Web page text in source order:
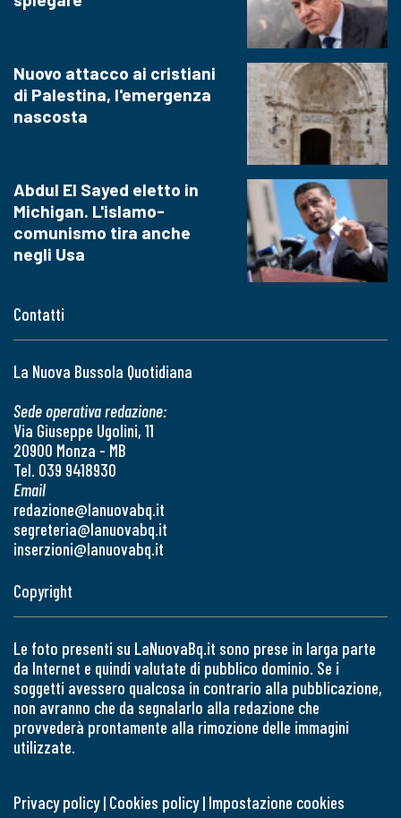
Contatti
La Nuova Bussola Quotidiana
Sede operativa redazione:
Via Giuseppe Ugolini, 11
20900 Monza - MB
Tel. 039 9418930
Email
redazione@lanuovabq.it
segreteria@lanuovabq.it
inserzioni@lanuovabq.it
Nuovo attacco ai cristiani
di Palestina, l'emergenza
nascosta
Abdul El Sayed eletto in
Michigan. L'islamo-
comunismo tira anche
negli Usa
Copyright
Le foto presenti su LaNuovaBq.it sono prese in larga parte
da Internet e quindi valutate di pubblico dominio. Se i
soggetti avessero qualcosa in contrario alla pubblicazione,
non avranno che da segnalarlo alla redazione che
provvederà prontamente alla rimozione delle immagini
utilizzate.
Privacy policy| Cookies policy| Impostazione cookies